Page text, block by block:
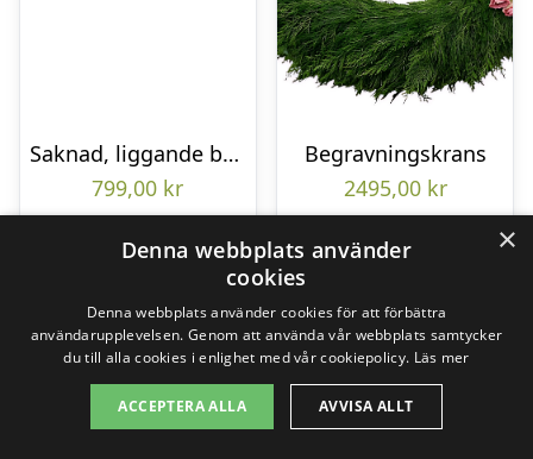
Saknad, liggande bukett
799,00 kr
Begravningskrans
2495,00 kr
×
Denna webbplats använder
cookies
Denna webbplats använder cookies för att förbättra
användarupplevelsen. Genom att använda vår webbplats samtycker
du till alla cookies i enlighet med vår cookiepolicy. Läs mer
ACCEPTERA ALLA AVVISA ALLT